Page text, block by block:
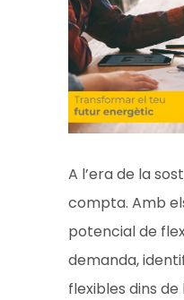
A l’era de la
compta. Amb
potencial de
demanda,
flexibles dins de